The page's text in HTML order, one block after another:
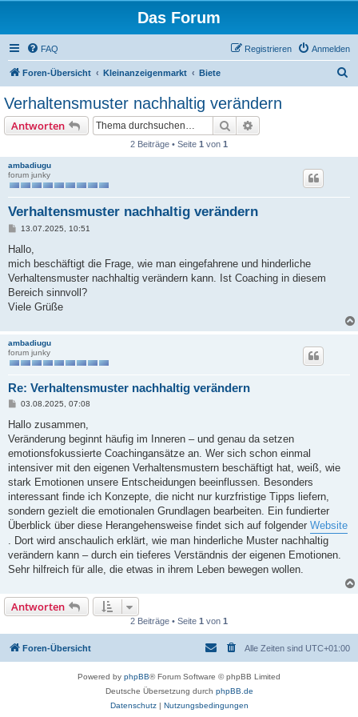
Das Forum
FAQ Anmelden
Registrieren
Foren-Übersicht Kleinanzeigenmarkt Biete
Verhaltensmuster nachhaltig verändern
Antworten Suche
2 Beiträge • Seite 1 von 1
ambadiugu
forum junky
Verhaltensmuster nachhaltig verändern
B
i
r
a
13.07.2025, 10:51
Hallo,
mich beschäftigt die Frage, wie man eingefahrene und hinderliche
Verhaltensmuster nachhaltig verändern kann. Ist Coaching in diesem
Bereich sinnvoll?
Viele Grüße
ambadiugu
forum junky
Re: Verhaltensmuster nachhaltig verändern
B
i
r
a
03.08.2025, 07:08
Hallo zusammen,
Veränderung beginnt häufig im Inneren – und genau da setzen
emotionsfokussierte Coachingansätze an. Wer sich schon einmal
intensiver mit den eigenen Verhaltensmustern beschäftigt hat, weiß, wie
stark Emotionen unsere Entscheidungen beeinflussen. Besonders
interessant finde ich Konzepte, die nicht nur kurzfristige Tipps liefern,
sondern gezielt die emotionalen Grundlagen bearbeiten. Ein fundierter
Überblick über diese Herangehensweise findet sich auf folgender Website
. Dort wird anschaulich erklärt, wie man hinderliche Muster nachhaltig
verändern kann – durch ein tieferes Verständnis der eigenen Emotionen.
Sehr hilfreich für alle, die etwas in ihrem Leben bewegen wollen.
Antworten
2 Beiträge • Seite 1 von 1
Foren-Übersicht Alle Zeiten sind UTC+01:00
Powered by phpBB® Forum Software © phpBB Limited
Deutsche Übersetzung durch phpBB.de
Datenschutz| Nutzungsbedingungen